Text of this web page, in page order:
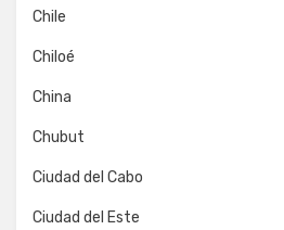
Chile
Chiloé
China
Chubut
Ciudad del Cabo
Ciudad del Este